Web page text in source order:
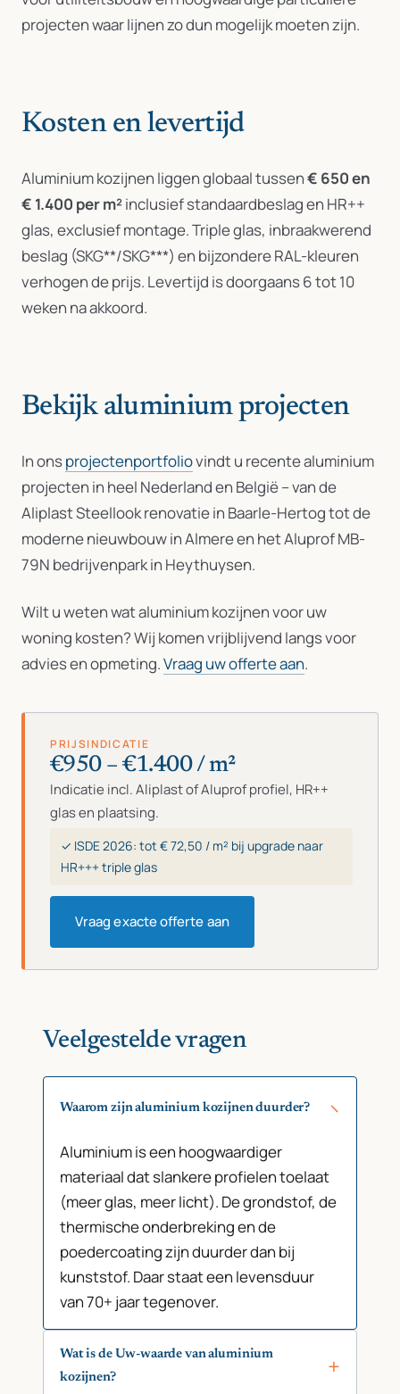
projecten waar lijnen zo dun mogelijk moeten zijn.
Kosten en levertijd
Aluminium kozijnen liggen globaal tussen€ 650 en
€ 1.400 per m²inclusief standaardbeslag en HR++
glas, exclusief montage. Triple glas, inbraakwerend
beslag (SKG**/SKG***) en bijzondere RAL-kleuren
verhogen de prijs. Levertijd is doorgaans 6 tot 10
weken na akkoord.
Bekijk aluminium projecten
In onsprojectenportfoliovindt u recente aluminium
projecten in heel Nederland en België – van de
Aliplast Steellook renovatie in Baarle-Hertog tot de
moderne nieuwbouw in Almere en het Aluprof MB-
79N bedrijvenpark in Heythuysen.
Wilt u weten wat aluminium kozijnen voor uw
woning kosten? Wij komen vrijblijvend langs voor
advies en opmeting.Vraag uw offerte aan.
PRIJSINDICATIE
€950 – €1.400 / m²
Indicatie incl. Aliplast of Aluprof profiel, HR++
glas en plaatsing.
✓ ISDE 2026: tot € 72,50 / m² bij upgrade naar
HR+++ triple glas
Vraag exacte offerte aan
Veelgestelde vragen
Waarom zijn aluminium kozijnen duurder?
Aluminium is een hoogwaardiger
materiaal dat slankere profielen toelaat
(meer glas, meer licht). De grondstof, de
thermische onderbreking en de
poedercoating zijn duurder dan bij
kunststof. Daar staat een levensduur
van 70+ jaar tegenover.
Wat is de Uw-waarde van aluminium
kozijnen?